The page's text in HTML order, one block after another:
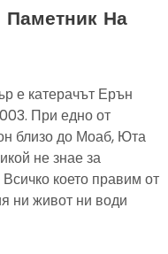
Паметник На
е катерачът Ерън
При едно от
близо до Моаб, Юта
не знае за
което правим от
ни живот ни води